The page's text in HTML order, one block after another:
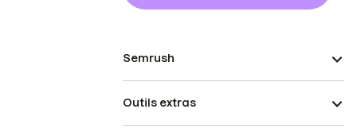
Semrush
Outils extras